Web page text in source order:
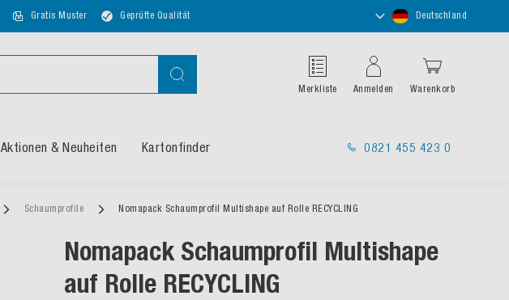
Gratis Muster Geprüfte Qualität
Store
auswählen
Deutschland
Suche
Merkliste Anmelden Warenkorb
Aktionen & Neuheiten Kartonfinder 0821 455 423 0
Schaumprofile Nomapack Schaumprofil Multishape auf Rolle RECYCLING
Nomapack Schaumprofil Multishape
auf Rolle RECYCLING